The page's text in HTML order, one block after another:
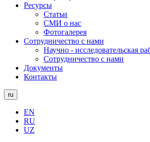
Ресурсы
Статьи
СМИ о нас
Фотогалерея
Сотрудничество с нами
Научно - исследовательская
Сотрудничество с нами
Документы
Контакты
ru
EN
RU
UZ